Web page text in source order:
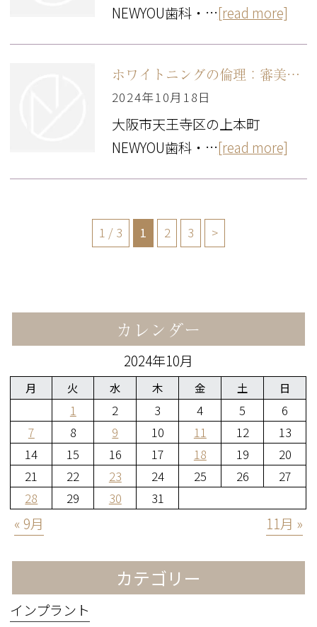
NEWYOU歯科・…[read more]
ホワイトニングの倫理：審美目的の治療としてのホワイトニングの倫理的考察
2024年10月18日
大阪市天王寺区の上本町
NEWYOU歯科・…[read more]
1 / 3 1 2 3 >
カレンダー
2024年10月
月 火 水 木 金 土 日
1 2 3 4 5
6
7
8 9 10 11 12
13
14
15 16 17 18 19
20
21
22 23 24 25 26
27
28
29 30 31
« 9月 11月 »
カテゴリー
インプラント